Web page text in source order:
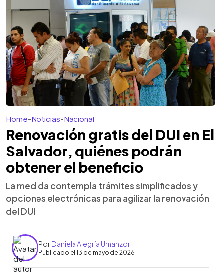
Home-Noticias-Nacional
Renovación gratis del DUI en El
Salvador, quiénes podrán
obtener el beneficio
La medida contempla trámites simplificados y
opciones electrónicas para agilizar la renovación
del DUI
PorDaniela Alegría Umanzor
Publicado el 13 de mayo de 2026